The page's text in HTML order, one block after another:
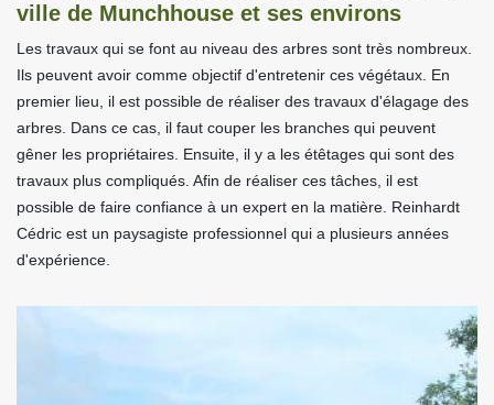
ville de Munchhouse et ses environs
Les travaux qui se font au niveau des arbres sont très nombreux.
Ils peuvent avoir comme objectif d'entretenir ces végétaux. En
premier lieu, il est possible de réaliser des travaux d'élagage des
arbres. Dans ce cas, il faut couper les branches qui peuvent
gêner les propriétaires. Ensuite, il y a les étêtages qui sont des
travaux plus compliqués. Afin de réaliser ces tâches, il est
possible de faire confiance à un expert en la matière. Reinhardt
Cédric est un paysagiste professionnel qui a plusieurs années
d'expérience.